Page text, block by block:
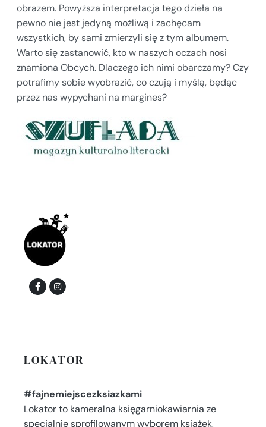
obrazem. Powyższa interpretacja tego dzieła na
pewno nie jest jedyną możliwą i zachęcam
wszystkich, by sami zmierzyli się z tym albumem.
Warto się zastanowić, kto w naszych oczach nosi
znamiona Obcych. Dlaczego ich nimi obarczamy? Czy
potrafimy sobie wyobrazić, co czują i myślą, będąc
przez nas wypychani na margines?
LOKATOR
#fajnemiejscezksiazkami
Lokator to kameralna księgarniokawiarnia ze
specjalnie sprofilowanym wyborem książek,